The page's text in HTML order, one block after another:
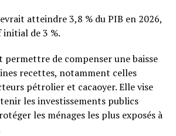
atteindre 3,8 % du PIB en 2026,
de 3 %.
permettre de compenser une baisse
recettes, notamment celles
pétrolier et cacaoyer. Elle vise
les investissements publics
les ménages les plus exposés à